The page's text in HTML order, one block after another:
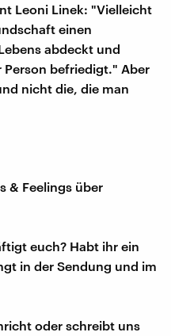
Leoni Linek: "Vielleicht
einen
abdeckt und
befriedigt." Aber
nicht die, die man
& Feelings über
euch? Habt ihr ein
in der Sendung und im
oder schreibt uns